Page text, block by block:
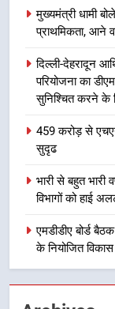
8
1
मुख्यमंत्री धामी
प्राथमिकता, आने
दिल्ली-देहरादून
परियोजना का
सुनिश्चित करने के
459 करोड़ से
सुदृढ
भारी से बहुत भारी
विभागों को हाई
एमडीडीए बोर्ड
के नियोजित